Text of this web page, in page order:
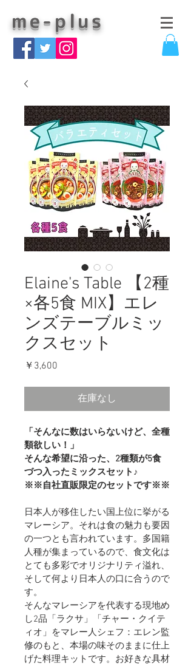
me-plus
Elaine's Table 【2種
×各5食 MIX】エレ
ンズテーブルミッ
クスセット
￥3,600
在庫なし
「そんなに数はいらないけど、全種
類欲しい！」
そんな希望に沿った、2種類が5食
づつ入ったミックスセット♪
※※自社直販限定のセットです※※
日本人が移住したい国上位に挙がる
マレーシア。それは食の魅力も要因
の一つとも言われています。多国籍
人種が集まっているので、食文化は
とても多彩でオリジナリティ溢れ、
そして何より日本人の口に合うので
す。
そんなマレーシアを代表する現地め
し2品「ラクサ」「チャー・クイテ
ィオ」をマレー人シェフ：エレン監
修のもと、本場の味そのままに仕上
げた料理キットです。お好きな具材